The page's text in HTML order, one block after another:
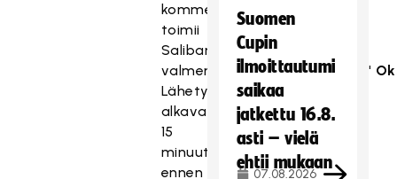
kommentaattorina
toimii
Salibandyliiton
valmennuspäällikköJari "Oka"
Lähetykset
alkavat
15
minuuttia
ennen
Suomen
Cupin
ilmoittautumi
saikaa
jatkettu 16.8.
asti – vielä
ehtii mukaan
07.08.2026